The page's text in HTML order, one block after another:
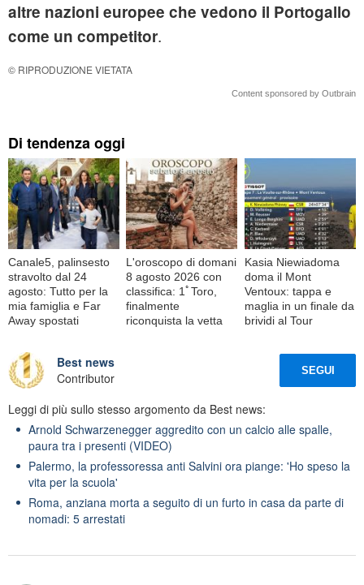
altre nazioni europee che vedono il Portogallo
come un competitor.
© RIPRODUZIONE VIETATA
Content sponsored by Outbrain
Di tendenza oggi
Canale5, palinsesto
stravolto dal 24
agosto: Tutto per la
mia famiglia e Far
Away spostati
L'oroscopo di domani
8 agosto 2026 con
classifica: 1ﾟToro,
finalmente
riconquista la vetta
Kasia Niewiadoma
doma il Mont
Ventoux: tappa e
maglia in un finale da
brividi al Tour
Best news
Contributor
SEGUI
Leggi di più sullo stesso argomento da Best news:
Arnold Schwarzenegger aggredito con un calcio alle spalle,
paura tra i presenti (VIDEO)
Palermo, la professoressa anti Salvini ora piange: 'Ho speso la
vita per la scuola'
Roma, anziana morta a seguito di un furto in casa da parte di
nomadi: 5 arrestati